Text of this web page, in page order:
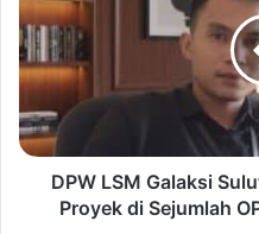
DPW LSM Galaksi
Proyek di Sejumlah